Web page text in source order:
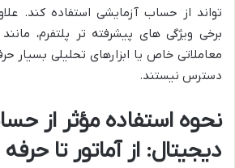
تواند از حساب آزمایشی استفاده کند.
معاملاتی خاص یا ابزارهای تحلیلی بسیار
دسترس نیستند.
نحوه استفاده مؤثر از
دیجیتال: از آماتور تا